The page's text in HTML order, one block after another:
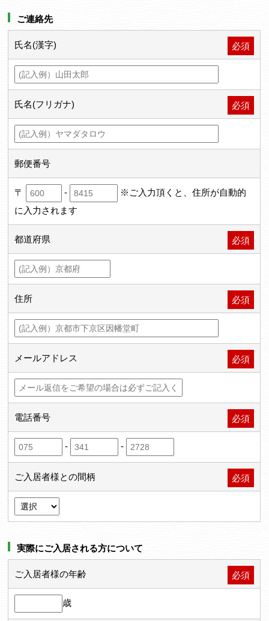
ご連絡先
氏名(漢字) 必須
氏名(フリガナ) 必須
郵便番号
〒 -
※ご入力頂くと、住所が自動的
に入力されます
都道府県 必須
住所 必須
メールアドレス 必須
電話番号 必須
- -
ご入居者様との間柄 必須
実際にご入居される方について
ご入居者様の年齢 必須
歳